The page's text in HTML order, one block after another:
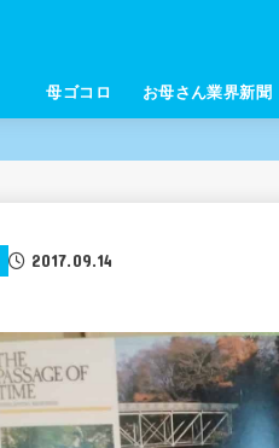
母ゴコロ お母さん業界新聞
2017.09.14